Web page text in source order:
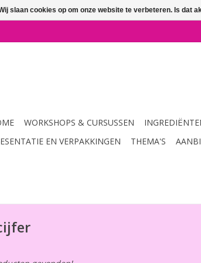
WORKSHOPS & CURSUSSEN
EN VERPAKKINGEN
THEMA'S
slaan cookies op om onze website te verbeteren. Is dat